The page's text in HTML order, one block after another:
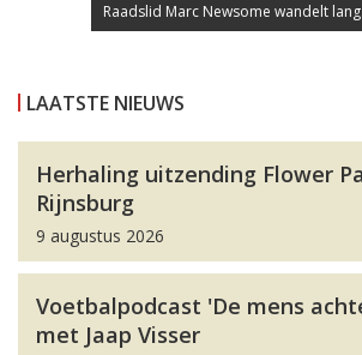
Raadslid Marc Newsome wandelt
LAATSTE NIEUWS
Herhaling uitzending Flower
Rijnsburg
9 augustus 2026
Voetbalpodcast 'De mens
met Jaap Visser